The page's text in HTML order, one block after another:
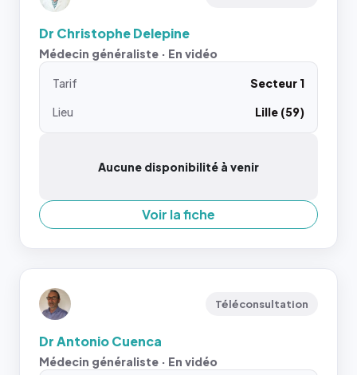
Dr Christophe Delepine
Médecin généraliste · En vidéo
Tarif
Secteur 1
Lieu
Lille (59)
Aucune disponibilité à venir
Voir la fiche
Téléconsultation
Dr Antonio Cuenca
Médecin généraliste · En vidéo